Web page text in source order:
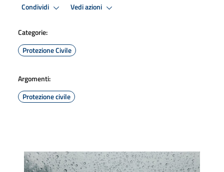
Condividi Vedi azioni
Categorie:
Protezione Civile
Argomenti:
Protezione civile